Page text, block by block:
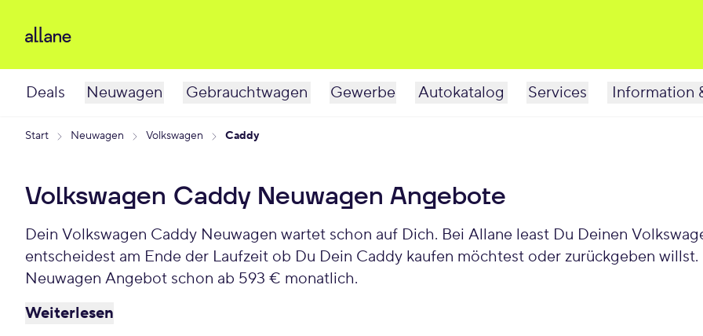
Deals Neuwagen Gebrauchtwagen Gewerbe Autokatalog Services Information
Start Neuwagen Volkswagen Caddy
Volkswagen Caddy Neuwagen Angebote
Dein Volkswagen Caddy Neuwagen wartet schon auf Dich. Bei Allane least Du Deinen
entscheidest am Ende der Laufzeit ob Du Dein Caddy kaufen möchtest oder zurückgeben
Neuwagen Angebot schon ab 593 € monatlich.
Weiterlesen